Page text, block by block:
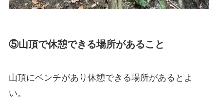
⑤山頂で休憩できる場所があること
山頂にベンチがあり休憩できる場所があるとよ
い。